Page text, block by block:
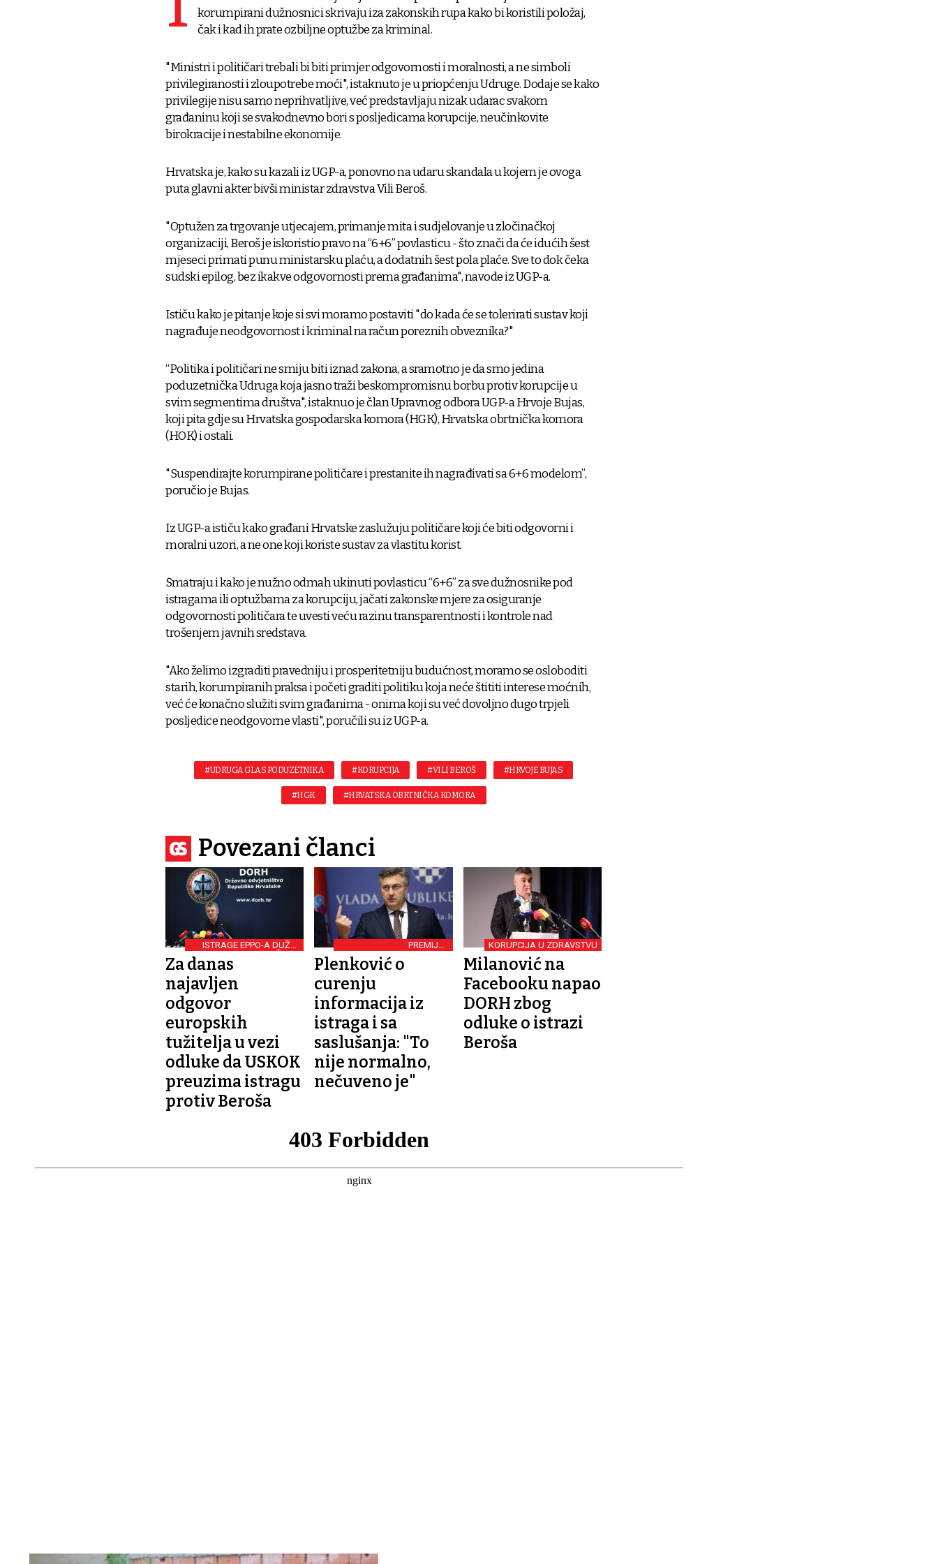
korumpirani dužnosnici skrivaju iza zakonskih rupa kako bi koristili položaj,
čak i kad ih prate ozbiljne optužbe za kriminal.
"Ministri i političari trebali bi biti primjer odgovornosti i moralnosti, a ne simboli
privilegiranosti i zloupotrebe moći", istaknuto je u priopćenju Udruge. Dodaje se kako
privilegije nisu samo neprihvatljive, već predstavljaju nizak udarac svakom
građaninu koji se svakodnevno bori s posljedicama korupcije, neučinkovite
birokracije i nestabilne ekonomije.
Hrvatska je, kako su kazali iz UGP-a, ponovno na udaru skandala u kojem je ovoga
puta glavni akter bivši ministar zdravstva Vili Beroš.
"Optužen za trgovanje utjecajem, primanje mita i sudjelovanje u zločinačkoj
organizaciji, Beroš je iskoristio pravo na “6+6” povlasticu - što znači da će idućih šest
mjeseci primati punu ministarsku plaću, a dodatnih šest pola plaće. Sve to dok čeka
sudski epilog, bez ikakve odgovornosti prema građanima", navode iz UGP-a.
Ističu kako je pitanje koje si svi moramo postaviti "do kada će se tolerirati sustav koji
nagrađuje neodgovornost i kriminal na račun poreznih obveznika?"
“Politika i političari ne smiju biti iznad zakona, a sramotno je da smo jedina
poduzetnička Udruga koja jasno traži beskompromisnu borbu protiv korupcije u
svim segmentima društva", istaknuo je član Upravnog odbora UGP-a Hrvoje Bujas,
koji pita gdje su Hrvatska gospodarska komora (HGK), Hrvatska obrtnička komora
(HOK) i ostali.
"Suspendirajte korumpirane političare i prestanite ih nagrađivati sa 6+6 modelom”,
poručio je Bujas.
Iz UGP-a ističu kako građani Hrvatske zaslužuju političare koji će biti odgovorni i
moralni uzori, a ne one koji koriste sustav za vlastitu korist.
Smatraju i kako je nužno odmah ukinuti povlasticu “6+6” za sve dužnosnike pod
istragama ili optužbama za korupciju, jačati zakonske mjere za osiguranje
odgovornosti političara te uvesti veću razinu transparentnosti i kontrole nad
trošenjem javnih sredstava.
"Ako želimo izgraditi pravedniju i prosperitetniju budućnost, moramo se osloboditi
starih, korumpiranih praksa i početi graditi politiku koja neće štititi interese moćnih,
već će konačno služiti svim građanima - onima koji su već dovoljno dugo trpjeli
posljedice neodgovorne vlasti", poručili su iz UGP-a.
#UDRUGA GLAS PODUZETNIKA #KORUPCIJA #VILI BEROŠ #HRVOJE BUJAS
#HGK #HRVATSKA OBRTNIČKA KOMORA
Povezani članci
ISTRAGE EPPO-A DUŽE I
OPSEŽNIJE
Za danas
najavljen
odgovor
europskih
tužitelja u vezi
odluke da USKOK
preuzima istragu
protiv Beroša
PREMIJER
NEZADOVOLJAN
Plenković o
curenju
informacija iz
istraga i sa
saslušanja: "To
nije normalno,
nečuveno je"
KORUPCIJA U ZDRAVSTVU
Milanović na
Facebooku napao
DORH zbog
odluke o istrazi
Beroša